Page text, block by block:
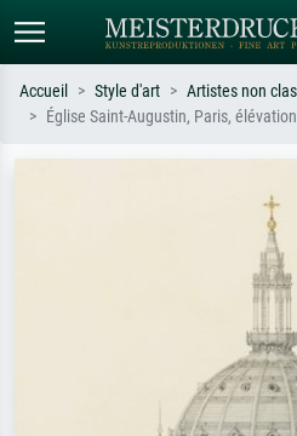
Accueil Style d'art Artistes non
Église Saint-Augustin, Paris,